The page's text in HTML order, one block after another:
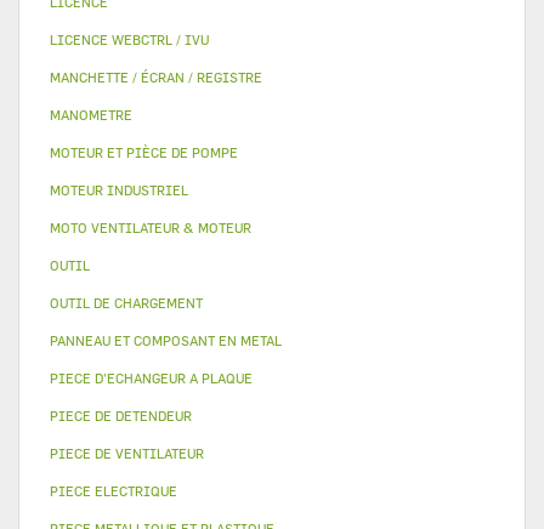
LICENCE WEBCTRL / IVU
MANCHETTE / ÉCRAN / REGISTRE
MANOMETRE
MOTEUR ET PIÈCE DE POMPE
MOTEUR INDUSTRIEL
MOTO VENTILATEUR & MOTEUR
OUTIL
OUTIL DE CHARGEMENT
PANNEAU ET COMPOSANT EN METAL
PIECE D'ECHANGEUR A PLAQUE
PIECE DE DETENDEUR
PIECE DE VENTILATEUR
PIECE ELECTRIQUE